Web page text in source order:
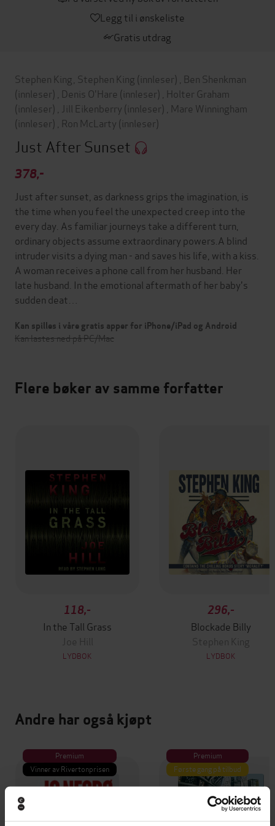
Legg til i ønskeliste
Gratis utdrag
Stephen King Stephen King (innleser) Ben Shenkman
(innleser) Denis O'Hare (innleser) Holter Graham
(innleser)
Jill Eikenberry (innleser) Mare Winningham
(innleser) Ron McLarty (innleser)
Just After Sunset
378,-
Just after sunset, as darkness grips the imagination, is
the time when you feel the unexpected creep into the
every day. As familiar journeys take a different turn,
ordinary objects assume extraordinary powers.A blind
intruder visits a dying man - and saves his life, with a kiss.
A woman receives a phone call from her husband. Her
late husband. In the emotional aftermath of her baby's
sudden deat…
Kan spilles i våre gratis apper for iPhone/iPad og Android
Kan lastes ned på PC/Mac
Flere bøker av samme forfatter
118,-
In the Tall Grass
Joe Hill
LYDBOK
296,-
Blockade Billy
Stephen King
LYDBOK
Andre har også kjøpt
Premium
Vinner av Rivertonprisen
Premium
Første gang på tilbud